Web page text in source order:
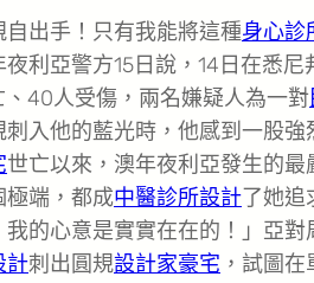
自出手！只有我能將這種身心診
利亞警方15日說，14日在悉尼
、40人受傷，兩名嫌疑人為一對
刺入他的藍光時，他感到一股
世亡以來，澳年夜利亞發生的
極端，都成中醫診所設計了她追
我的心意是實實在在的！」亞對
計刺出圓規設計家豪宅 ，試圖